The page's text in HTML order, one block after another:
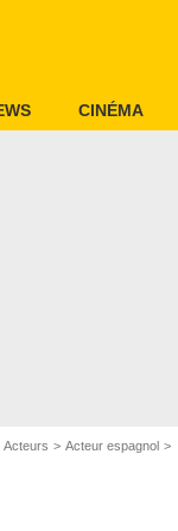
CINÉMA
Acteurs Acteur espagnol